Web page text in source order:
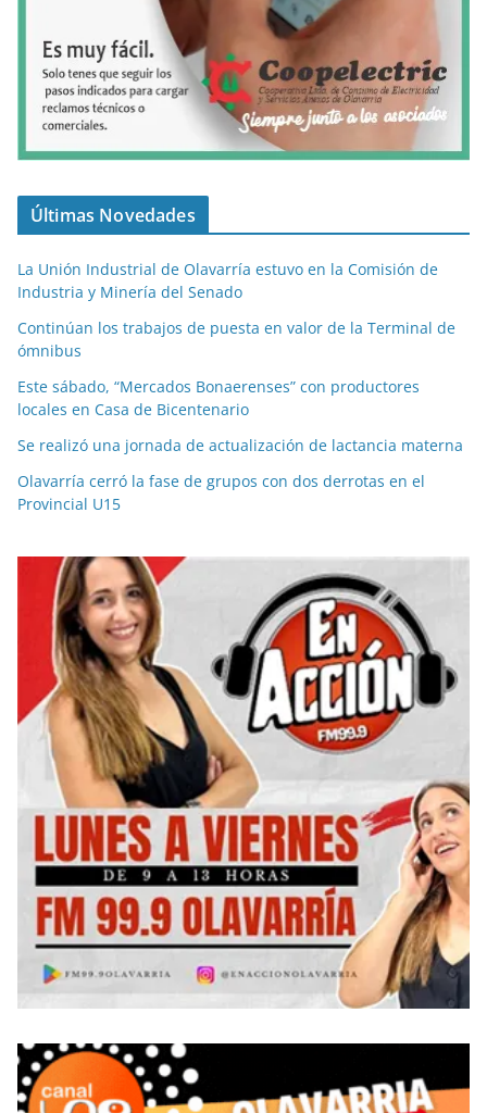
Últimas Novedades
La Unión Industrial de Olavarría estuvo en la Comisión de
Industria y Minería del Senado
Continúan los trabajos de puesta en valor de la Terminal de
ómnibus
Este sábado, “Mercados Bonaerenses” con productores
locales en Casa de Bicentenario
Se realizó una jornada de actualización de lactancia materna
Olavarría cerró la fase de grupos con dos derrotas en el
Provincial U15